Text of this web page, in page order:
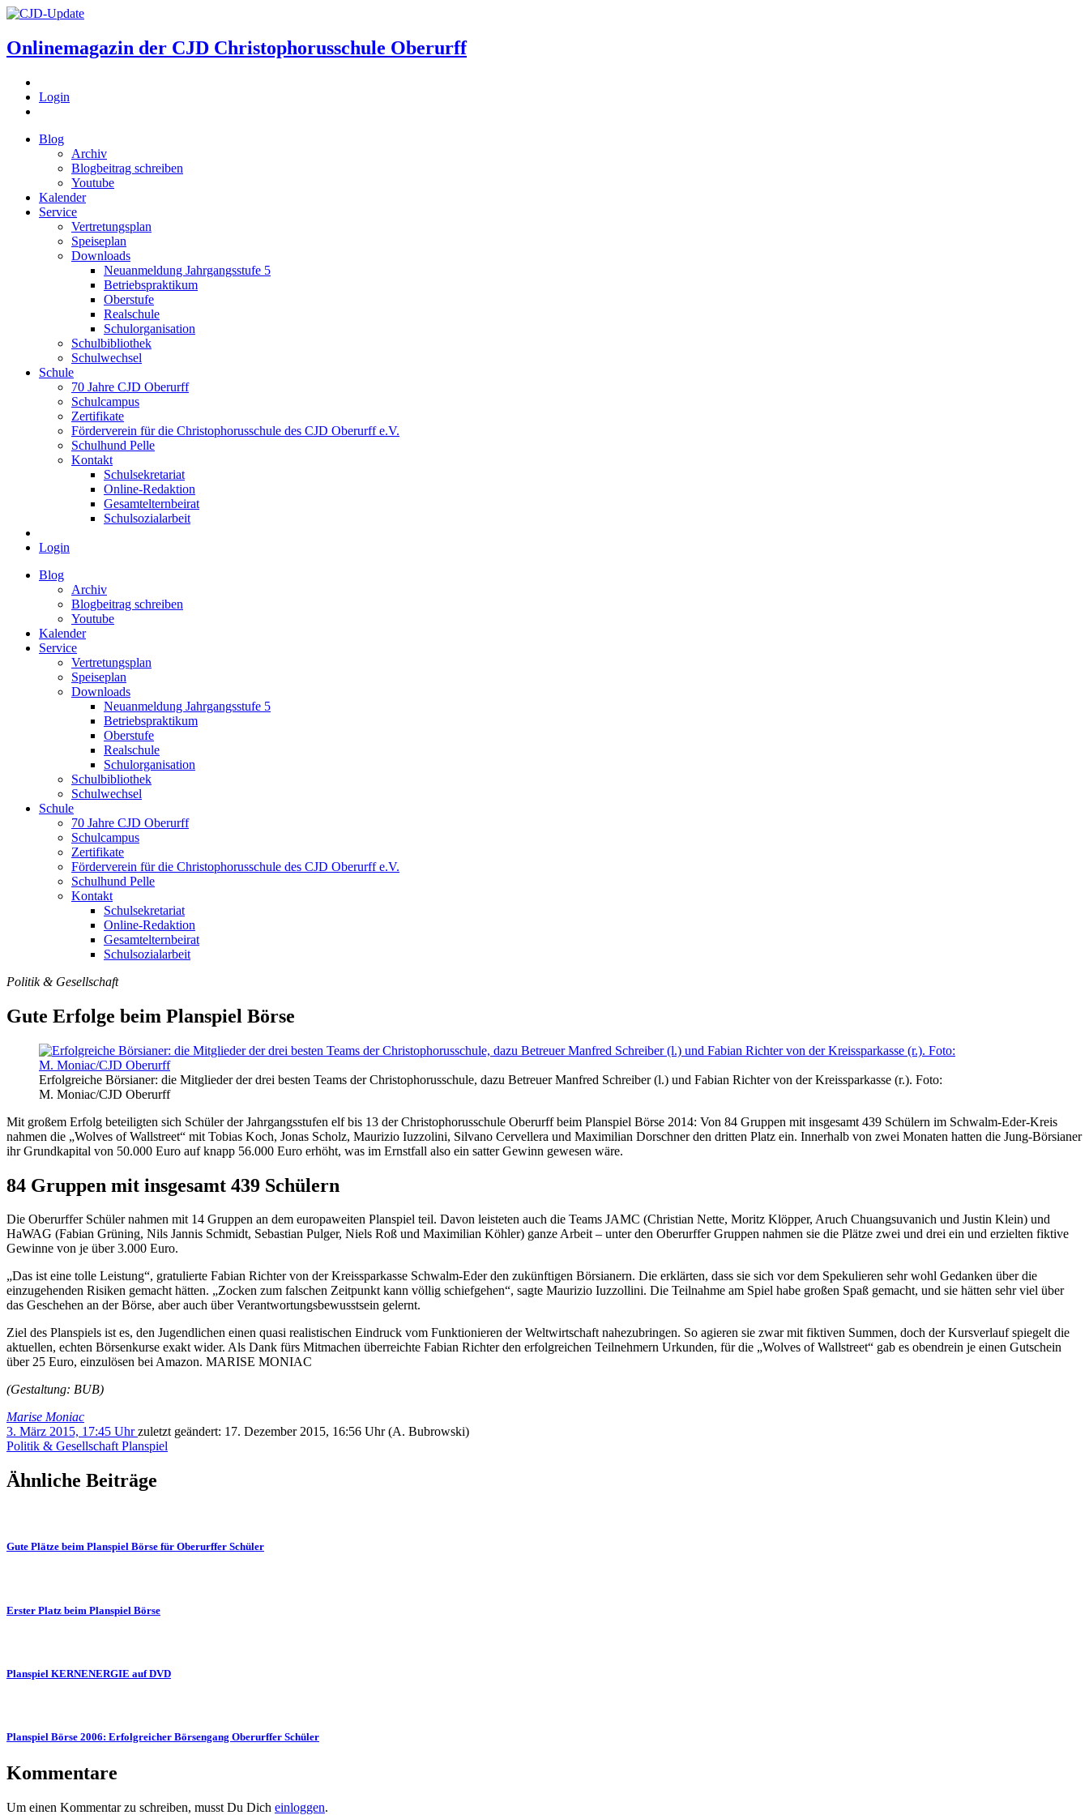
Onlinemagazin der CJD Christophorusschule Oberurff
Login
Blog
Archiv
Blogbeitrag schreiben
Youtube
Kalender
Service
Vertretungsplan
Speiseplan
Downloads
Neuanmeldung Jahrgangsstufe 5
Betriebspraktikum
Oberstufe
Realschule
Schulorganisation
Schulbibliothek
Schulwechsel
Schule
70 Jahre CJD Oberurff
Schulcampus
Zertifikate
Förderverein für die Christophorusschule des CJD Oberurff e.V.
Schulhund Pelle
Kontakt
Schulsekretariat
Online-Redaktion
Gesamtelternbeirat
Schulsozialarbeit
Login
Blog
Archiv
Blogbeitrag schreiben
Youtube
Kalender
Service
Vertretungsplan
Speiseplan
Downloads
Neuanmeldung Jahrgangsstufe 5
Betriebspraktikum
Oberstufe
Realschule
Schulorganisation
Schulbibliothek
Schulwechsel
Schule
70 Jahre CJD Oberurff
Schulcampus
Zertifikate
Förderverein für die Christophorusschule des CJD Oberurff e.V.
Schulhund Pelle
Kontakt
Schulsekretariat
Online-Redaktion
Gesamtelternbeirat
Schulsozialarbeit
Politik & Gesellschaft
Gute Erfolge beim Planspiel Börse
Erfolgreiche Börsianer: die Mitglieder der drei besten Teams der Christophorusschule, dazu Betreuer Manfred Schreiber (l.) und Fabian Richter von der Kreissparkasse (r.). Foto:
M. Moniac/CJD Oberurff
Mit großem Erfolg beteiligten sich Schüler der Jahrgangsstufen elf bis 13 der Christophorusschule Oberurff beim Planspiel Börse 2014: Von 84 Gruppen mit insgesamt 439 Schülern im Schwalm-Eder-Kreis
nahmen die „Wolves of Wallstreet“ mit Tobias Koch, Jonas Scholz, Maurizio Iuzzolini, Silvano Cervellera und Maximilian Dorschner den dritten Platz ein. Innerhalb von zwei Monaten hatten die Jung-Börsianer
ihr Grundkapital von 50.000 Euro auf knapp 56.000 Euro erhöht, was im Ernstfall also ein satter Gewinn gewesen wäre.
84 Gruppen mit insgesamt 439 Schülern
Die Oberurffer Schüler nahmen mit 14 Gruppen an dem europaweiten Planspiel teil. Davon leisteten auch die Teams JAMC (Christian Nette, Moritz Klöpper, Aruch Chuangsuvanich und Justin Klein) und
HaWAG (Fabian Grüning, Nils Jannis Schmidt, Sebastian Pulger, Niels Roß und Maximilian Köhler) ganze Arbeit – unter den Oberurffer Gruppen nahmen sie die Plätze zwei und drei ein und erzielten fiktive
Gewinne von je über 3.000 Euro.
„Das ist eine tolle Leistung“, gratulierte Fabian Richter von der Kreissparkasse Schwalm-Eder den zukünftigen Börsianern. Die erklärten, dass sie sich vor dem Spekulieren sehr wohl Gedanken über die
einzugehenden Risiken gemacht hätten. „Zocken zum falschen Zeitpunkt kann völlig schiefgehen“, sagte Maurizio Iuzzollini. Die Teilnahme am Spiel habe großen Spaß gemacht, und sie hätten sehr viel über
das Geschehen an der Börse, aber auch über Verantwortungsbewusstsein gelernt.
Ziel des Planspiels ist es, den Jugendlichen einen quasi realistischen Eindruck vom Funktionieren der Weltwirtschaft nahezubringen. So agieren sie zwar mit fiktiven Summen, doch der Kursverlauf spiegelt die
aktuellen, echten Börsenkurse exakt wider. Als Dank fürs Mitmachen überreichte Fabian Richter den erfolgreichen Teilnehmern Urkunden, für die „Wolves of Wallstreet“ gab es obendrein je einen Gutschein
über 25 Euro, einzulösen bei Amazon. MARISE MONIAC
(Gestaltung: BUB)
Marise Moniac
3. März 2015, 17:45 Uhrzuletzt geändert: 17. Dezember 2015, 16:56 Uhr(A. Bubrowski)
Politik & GesellschaftPlanspiel
Ähnliche Beiträge
Gute Plätze beim Planspiel Börse für Oberurffer Schüler
Erster Platz beim Planspiel Börse
Planspiel KERNENERGIE auf DVD
Planspiel Börse 2006: Erfolgreicher Börsengang Oberurffer Schüler
Kommentare
Um einen Kommentar zu schreiben, musst Du Dich einloggen.